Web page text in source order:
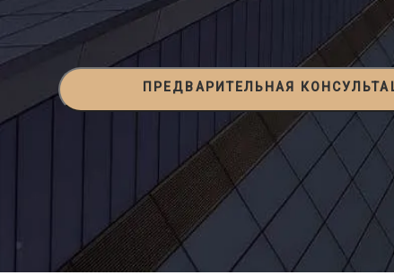
ПРЕДВАРИТЕЛЬНАЯ